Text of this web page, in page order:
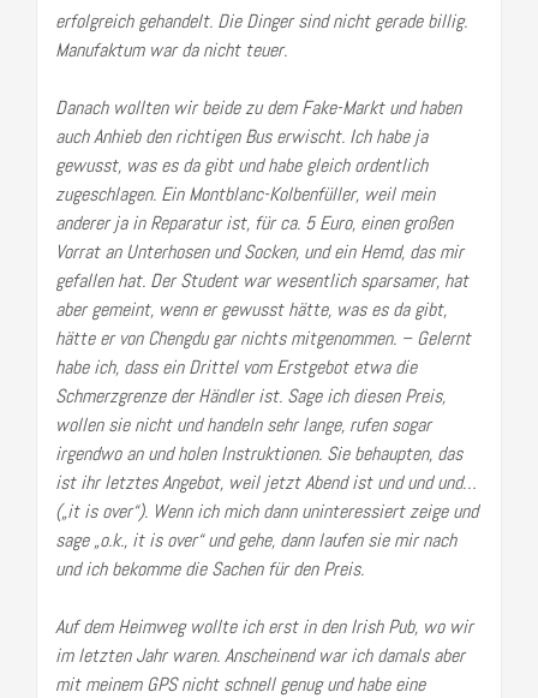
erfolgreich gehandelt. Die Dinger sind nicht gerade billig.
Manufaktum war da nicht teuer.
Danach wollten wir beide zu dem Fake-Markt und haben
auch Anhieb den richtigen Bus erwischt. Ich habe ja
gewusst, was es da gibt und habe gleich ordentlich
zugeschlagen. Ein Montblanc-Kolbenfüller, weil mein
anderer ja in Reparatur ist, für ca. 5 Euro, einen großen
Vorrat an Unterhosen und Socken, und ein Hemd, das mir
gefallen hat. Der Student war wesentlich sparsamer, hat
aber gemeint, wenn er gewusst hätte, was es da gibt,
hätte er von Chengdu gar nichts mitgenommen. – Gelernt
habe ich, dass ein Drittel vom Erstgebot etwa die
Schmerzgrenze der Händler ist. Sage ich diesen Preis,
wollen sie nicht und handeln sehr lange, rufen sogar
irgendwo an und holen Instruktionen. Sie behaupten, das
ist ihr letztes Angebot, weil jetzt Abend ist und und und…
(„it is over“). Wenn ich mich dann uninteressiert zeige und
sage „o.k., it is over“ und gehe, dann laufen sie mir nach
und ich bekomme die Sachen für den Preis.
Auf dem Heimweg wollte ich erst in den Irish Pub, wo wir
im letzten Jahr waren. Anscheinend war ich damals aber
mit meinem GPS nicht schnell genug und habe eine